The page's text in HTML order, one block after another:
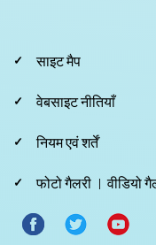
Footer
साइट मैप
वेबसाइट नीतियाँ
नियम एवं शर्तें
फोटो गैलरी वीडियो